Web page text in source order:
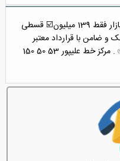
‎☑️قیمت نقدی زیرقیمت بازار فقط 139 میلیون☑️ ‎قسطی
چک و ضامن با قرارداد معتبر
پیشخوان ‎✅دفتر پیشخوان لویزان ✅ . مرکز خط علیپور 53 50 150